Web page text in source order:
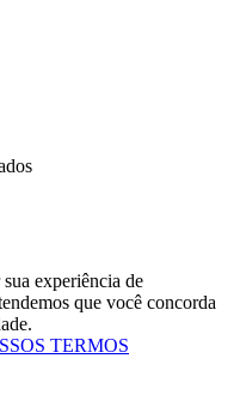
experiência de
que você concorda
TERMOS